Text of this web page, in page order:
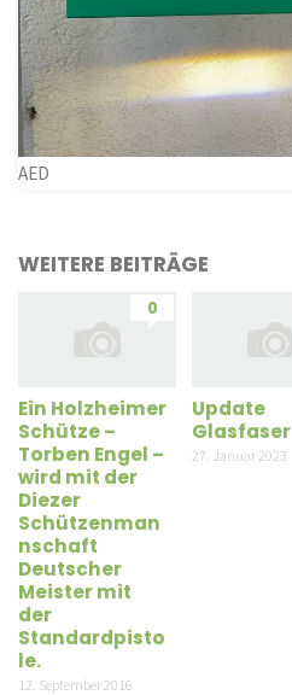
AED
WEITERE BEITRÄGE
0
Ein Holzheimer
Schütze –
Torben Engel –
wird mit der
Diezer
Schützenman
nschaft
Deutscher
Meister mit
der
Standardpisto
le.
12. September 2016
Update
Glasfaser
27. Januar 2023